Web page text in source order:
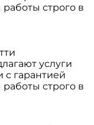
строго в
услуги
с гарантией
строго в